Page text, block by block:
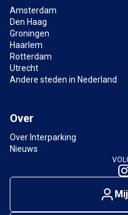
Amsterdam
Den Haag
Groningen
Haarlem
Rotterdam
Utrecht
Andere steden in Nederland
Over
Over Interparking
Nieuws